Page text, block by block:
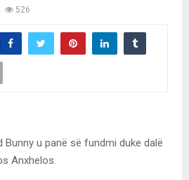
526
Bunny u panë së fundmi duke dalë
Anxhelos.